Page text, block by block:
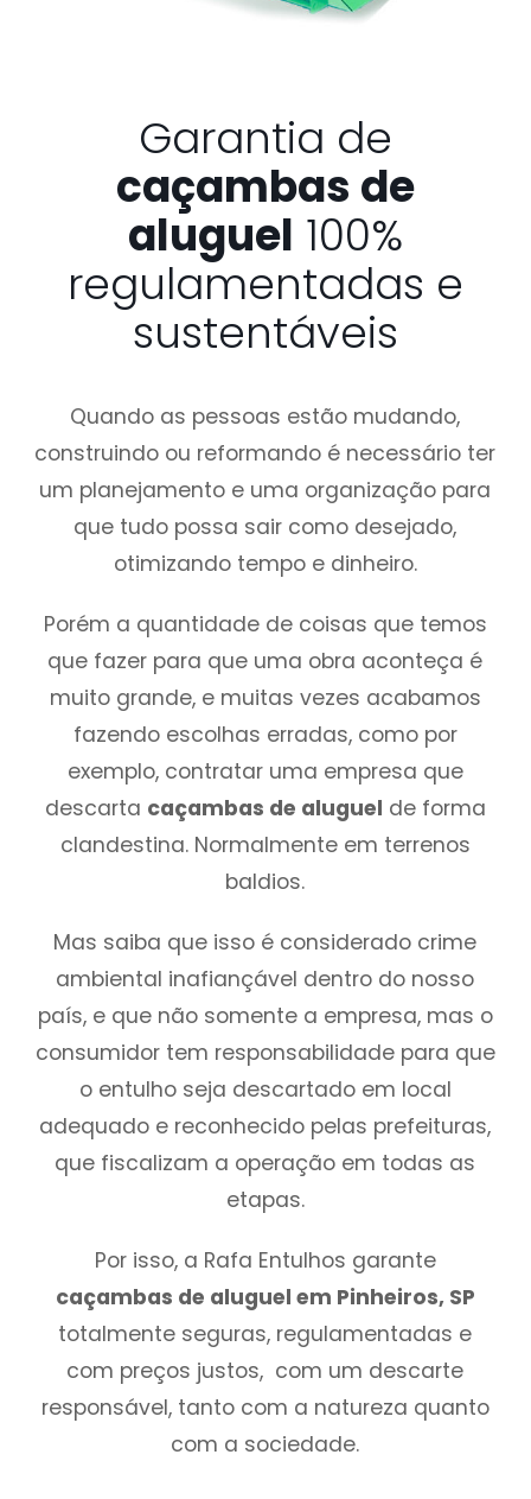
Garantia de
caçambas de
aluguel 100%
regulamentadas e
sustentáveis
Quando as pessoas estão mudando,
construindo ou reformando é necessário ter
um planejamento e uma organização para
que tudo possa sair como desejado,
otimizando tempo e dinheiro.
Porém a quantidade de coisas que temos
que fazer para que uma obra aconteça é
muito grande, e muitas vezes acabamos
fazendo escolhas erradas, como por
exemplo, contratar uma empresa que
descarta caçambas de aluguel de forma
clandestina. Normalmente em terrenos
baldios.
Mas saiba que isso é considerado crime
ambiental inafiançável dentro do nosso
país, e que não somente a empresa, mas o
consumidor tem responsabilidade para que
o entulho seja descartado em local
adequado e reconhecido pelas prefeituras,
que fiscalizam a operação em todas as
etapas.
Por isso, a Rafa Entulhos garante
caçambas de aluguel em Pinheiros, SP
totalmente seguras, regulamentadas e
com preços justos, com um descarte
responsável, tanto com a natureza quanto
com a sociedade.